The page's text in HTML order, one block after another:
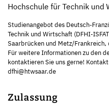
Hochschule für Technik und
Studienangebot des Deutsch-
Technik und Wirtschaft (DFHI-
Saarbrücken und Metz/
Für weitere Informationen zu den
kontaktieren Sie uns gerne!
dfhi@htwsaar.de
Zulassung